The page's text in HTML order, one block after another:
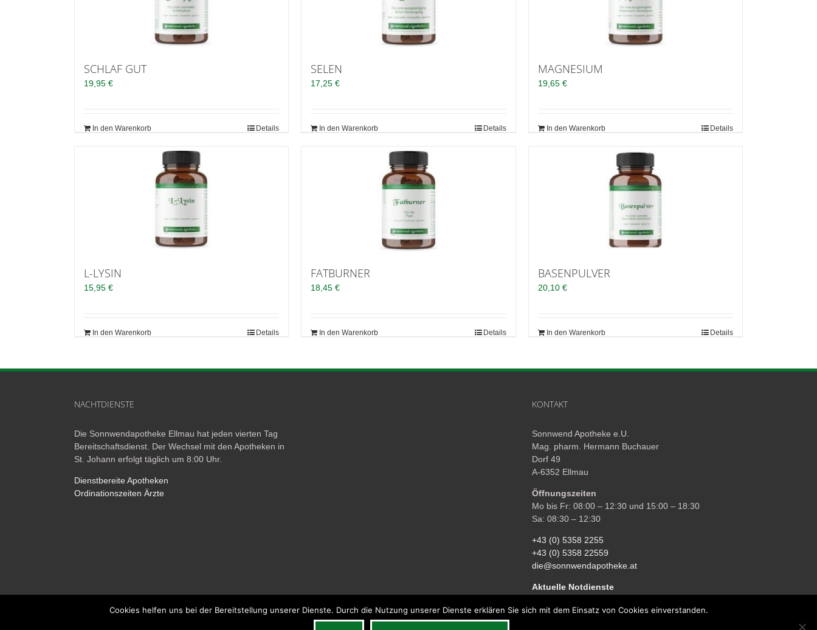
SCHLAF GUT
19,95 €
In den Warenkorb Details
SELEN
17,25€
In den Warenkorb Details
MAGNESIUM
19,65 €
In den Warenkorb Details
L-LYSIN
15,95 €
In den Warenkorb Details
FATBURNER
18,45€
In den Warenkorb Details
BASENPULVER
20,10 €
In den Warenkorb Details
NACHTDIENSTE
Die Sonnwendapotheke Ellmau hat jeden vierten Tag
Bereitschaftsdienst. Der Wechsel mit den Apotheken in
St. Johann erfolgt täglich um 8:00 Uhr.
Dienstbereite Apotheken
Ordinationszeiten Ärzte
KONTAKT
Sonnwend Apotheke e.U.
Mag. pharm. Hermann Buchauer
Dorf 49
A-6352 Ellmau
Öffnungszeiten
Mo bis Fr: 08:00 – 12:30 und 15:00 – 18:30
Sa: 08:30 – 12:30
+43 (0) 5358 2255
+43 (0) 5358 22559
die@sonnwendapotheke.at
Aktuelle Notdienste
Cookies helfen uns bei der Bereitstellung unserer Dienste. Durch die Nutzung unserer Dienste erklären Sie sich mit dem Einsatz von Cookies einverstanden.